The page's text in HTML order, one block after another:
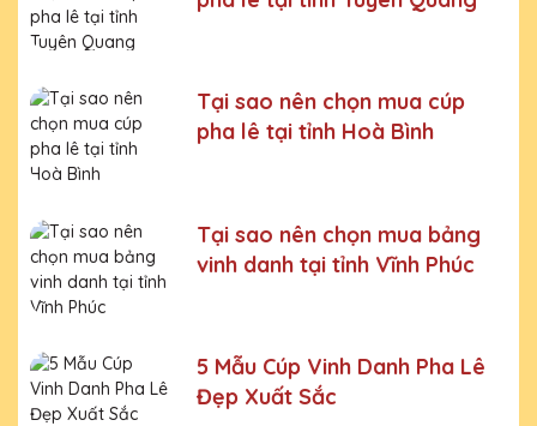
Bước 6: Gọi điện xác nhận với khách hàng
và nghiêm ngặt ở từng khâu sản xuất.Xưởng sản xuất
cúp pha lê uy tín, chất lượng
Chúng tôi là đơn vị sản xuất trực tiếp, uy tín, giá rẻ. Nhận
sản xuất theo ý tưởng của khách hàng.
Quà tặng Cúp Pha Lê Hà Nội QTG cung cấp tới Quý
khách hàng thành phẩm bao gồm hộp xi lót lụa vàng,
với 2 màu lựa chọn xanh hoặc đỏ làm tăng thêm tính
trang trọng cho sản phẩm.
Sản phẩm được làm từ chất liệu pha lê vô cùng tinh tế,
sang trọng, gửi đến người nhận những ý nghĩa to lớn:
- Vinh danh cá nhân, tập thể đạt thành tích xuất sắc
Tại sao nên chọn mua cúp
pha lê tại tỉnh Hoà Bình
Tại sao nên chọn mua bảng
vinh danh tại tỉnh Vĩnh Phúc
5 Mẫu Cúp Vinh Danh Pha Lê
Đẹp Xuất Sắc